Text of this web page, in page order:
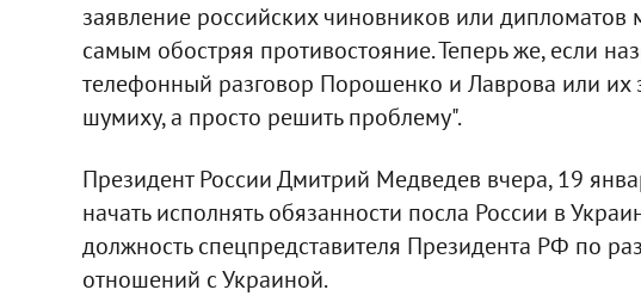
заявление российских чиновников или дипломатов
самым обостряя противостояние. Теперь же, если
телефонный разговор Порошенко и Лаврова или их
шумиху, а просто решить проблему".
Президент России Дмитрий Медведев вчера, 19
начать исполнять обязанности посла России в
должность спецпредставителя Президента РФ по
отношений с Украиной.